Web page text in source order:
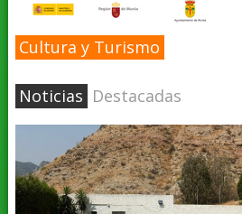
Cultura y Turismo
Noticias Destacadas